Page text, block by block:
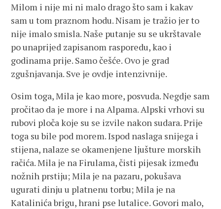
Milom i nije mi ni malo drago što sam i kakav
sam u tom praznom hodu. Nisam je tražio jer to
nije imalo smisla. Naše putanje su se ukrštavale
po unaprijed zapisanom rasporedu, kao i
godinama prije. Samo češće. Ovo je grad
zgušnjavanja. Sve je ovdje intenzivnije.
Osim toga, Mila je kao more, posvuda. Negdje sam
pročitao da je more i na Alpama. Alpski vrhovi su
rubovi ploča koje su se izvile nakon sudara. Prije
toga su bile pod morem. Ispod naslaga snijega i
stijena, nalaze se okamenjene ljušture morskih
račića. Mila je na Firulama, čisti pijesak između
nožnih prstiju; Mila je na pazaru, pokušava
ugurati dinju u platnenu torbu; Mila je na
Katalinića brigu, hrani pse lutalice. Govori malo,